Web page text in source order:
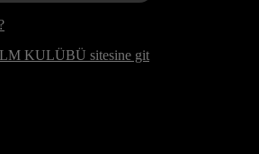
KULÜBÜ sitesine git